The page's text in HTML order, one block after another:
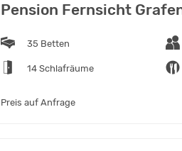
Pension Fernsicht
35 Betten
14 Schlafräume
Preis auf Anfrage